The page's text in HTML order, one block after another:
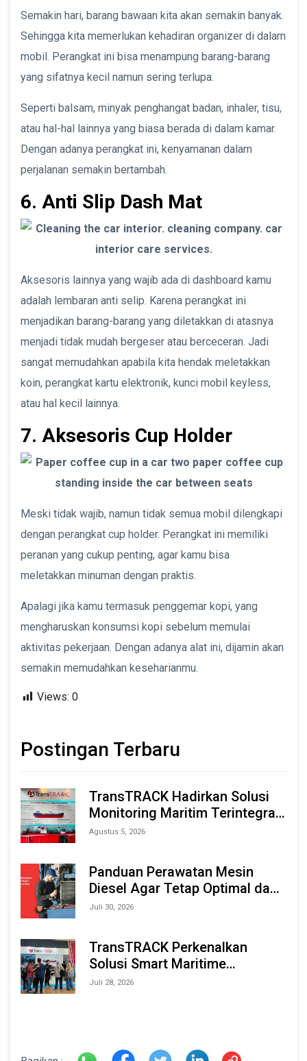
Semakin hari, barang bawaan kita akan semakin banyak.
Sehingga kita memerlukan kehadiran organizer di dalam
mobil. Perangkat ini bisa menampung barang-barang
yang sifatnya kecil namun sering terlupa.
Seperti balsam, minyak penghangat badan, inhaler, tisu,
atau hal-hal lainnya yang biasa berada di dalam kamar.
Dengan adanya perangkat ini, kenyamanan dalam
perjalanan semakin bertambah.
6. Anti Slip Dash Mat
Aksesoris lainnya yang wajib ada di dashboard kamu
adalah lembaran anti selip. Karena perangkat ini
menjadikan barang-barang yang diletakkan di atasnya
menjadi tidak mudah bergeser atau berceceran. Jadi
sangat memudahkan apabila kita hendak meletakkan
koin, perangkat kartu elektronik, kunci mobil keyless,
atau hal kecil lainnya.
7. Aksesoris Cup Holder
Meski tidak wajib, namun tidak semua mobil dilengkapi
dengan perangkat cup holder. Perangkat ini memiliki
peranan yang cukup penting, agar kamu bisa
meletakkan minuman dengan praktis.
Apalagi jika kamu termasuk penggemar kopi, yang
mengharuskan konsumsi kopi sebelum memulai
aktivitas pekerjaan. Dengan adanya alat ini, dijamin akan
semakin memudahkan keseharianmu.
Views: 0
Postingan Terbaru
TransTRACK Hadirkan Solusi
Monitoring Maritim Terintegrasi
Berbasis AI & IoT di Indonesia
2026
Agustus 5, 2026
Panduan Perawatan Mesin
Diesel Agar Tetap Optimal dan
Tahan Lama
Juli 30, 2026
TransTRACK Perkenalkan
Solusi Smart Maritime
Monitoring Berbasis AI dan IoT
Juli 28, 2026